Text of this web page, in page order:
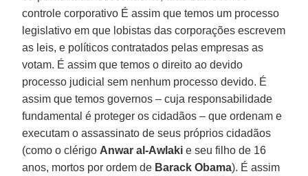
controle corporativo É assim que temos um processo
legislativo em que lobistas das corporações escrevem
as leis, e políticos contratados pelas empresas as
votam. É assim que temos o direito ao devido
processo judicial sem nenhum processo devido. É
assim que temos governos – cuja responsabilidade
fundamental é proteger os cidadãos – que ordenam e
executam o assassinato de seus próprios cidadãos
(como o clérigo Anwar al-Awlaki e seu filho de 16
anos, mortos por ordem de Barack Obama). É assim